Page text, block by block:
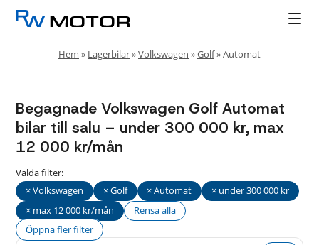
Hem » Lagerbilar»Volkswagen »Golf»Automat
Begagnade Volkswagen Golf Automat
bilar till salu – under 300 000 kr, max
12 000 kr/mån
Valda filter:
× Volkswagen
× Golf × Automat
× under 300 000 kr
× max 12 000 kr/mån
Rensa alla
Öppna fler filter